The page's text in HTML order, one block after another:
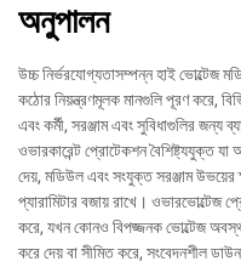
অনুপালন
উচ্চ নির্ভরযোগ্যতাসম্পন্ন হাই ভোল্টেজ
কঠোর নিয়ন্ত্রণমূলক মানগুলি পূরণ করে,
এবং কর্মী, সরঞ্জাম এবং সুবিধাগুলির
ওভারকারেন্ট প্রোটেকশন বৈশিষ্ট্যযুক্ত যা
দেয়, মডিউল এবং সংযুক্ত সরঞ্জাম উভয়ের
প্যারামিটার বজায় রাখে। ওভারভোল্টেজ
করে, যখন কোনও বিপজ্জনক ভোল্টেজ
করে দেয় বা সীমিত করে, সংবেদনশীল